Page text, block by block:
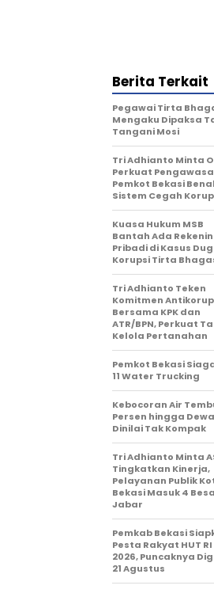
Berita Terkait
Pegawai Tirta
Mengaku Dipaksa
Tangani Mosi
Tri Adhianto Minta
Perkuat
Pemkot Bekasi
Sistem Cegah
Kuasa Hukum MSB
Bantah Ada
Pribadi di Kasus
Korupsi Tirta
Tri Adhianto Teken
Komitmen
Bersama KPK dan
ATR/BPN, Perkuat
Kelola Pertanahan
Pemkot Bekasi
11 Water Trucking
Kebocoran Air
Persen hingga
Dinilai Tak Kompak
Tri Adhianto Minta
Tingkatkan Kinerja,
Pelayanan Publik
Bekasi Masuk 4
Jabar
Pemkab Bekasi
Pesta Rakyat HUT RI
2026, Puncaknya
21 Agustus